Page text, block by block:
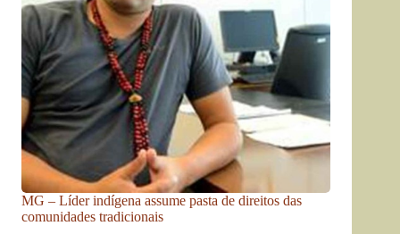
MG – Líder indígena assume pasta de direitos das
comunidades tradicionais